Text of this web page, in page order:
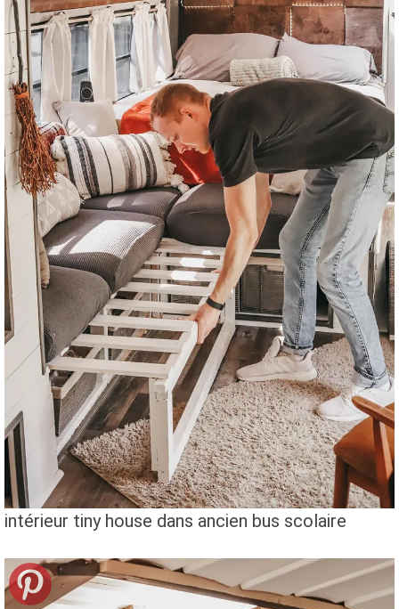
intérieur tiny house dans ancien bus scolaire